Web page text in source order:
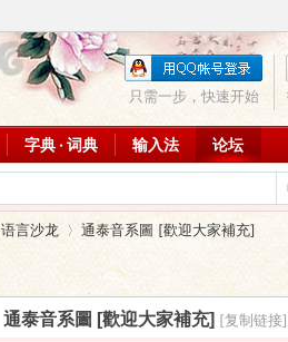
只需一步，快速开始
字典 · 词典 输入法 论坛
语言沙龙
›
通泰音系圖 [歡迎大家補充]
通泰音系圖 [歡迎大家補充] [复制链接]